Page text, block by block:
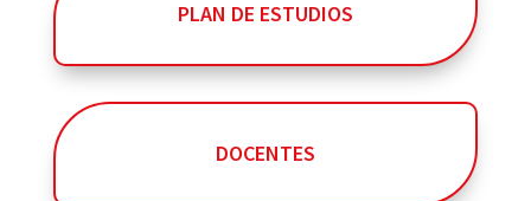
PLAN DE ESTUDIOS
DOCENTES